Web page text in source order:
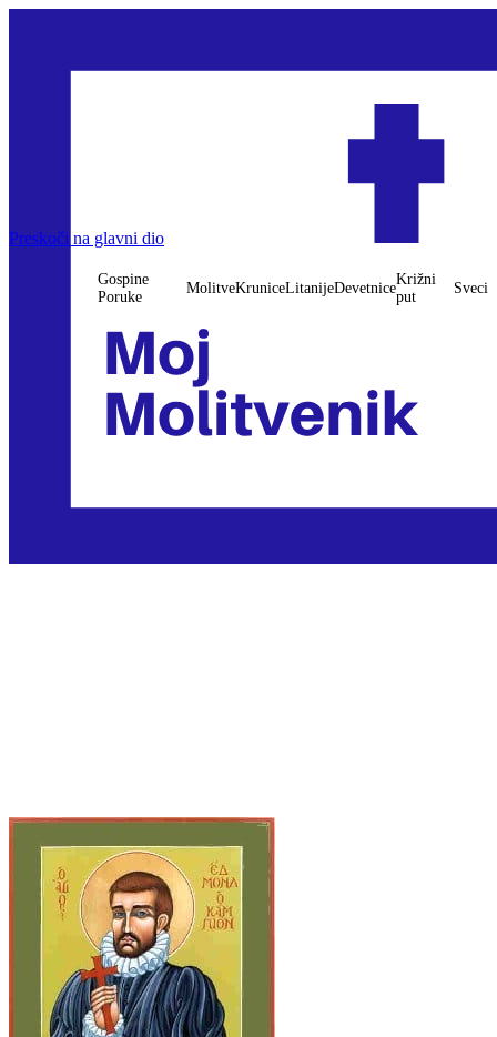
Preskoči na glavni dio
Gospine
Poruke
MolitveKruniceLitanijeDevetnice
Križni
put
Sveci